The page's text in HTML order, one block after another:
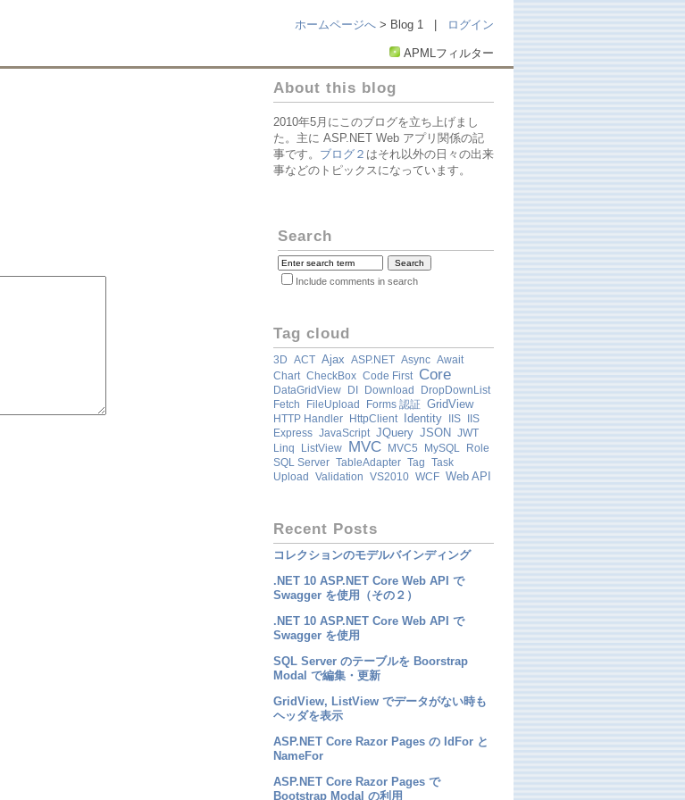
ホームページへ > Blog 1 | ログイン
APMLフィルター
About this blog
2010年5月にこのブログを立ち上げまし
た。主に ASP.NET Web アプリ関係の記
事です。 ブログ２ はそれ以外の日々の出来
事などのトピックスになっています。
Search
Include comments in search
Tag cloud
3D ACT Ajax ASP.NET Async Await
Chart CheckBox Code First Core
DataGridView DI Download
DropDownList
Fetch
FileUpload Forms 認証 GridView
HTTP Handler HttpClient Identity IIS IIS
Express JavaScript JQuery JSON JWT
Linq
ListView MVC MVC5 MySQL
Role
SQL Server TableAdapter Tag Task
Upload Validation VS2010 WCF Web API
Recent Posts
コレクションのモデルバインディング
.NET 10 ASP.NET Core Web API で
Swagger を使用（その２）
.NET 10 ASP.NET Core Web API で
Swagger を使用
SQL Server のテーブルを Boorstrap
Modal で編集・更新
GridView, ListView でデータがない時も
ヘッダを表示
ASP.NET Core Razor Pages の IdFor と
NameFor
ASP.NET Core Razor Pages で
Bootstrap Modal の利用